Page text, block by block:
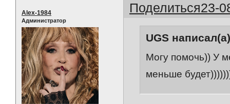
Поделиться23-
Alex-1984
Администратор
UGS
Могу помочь)) У
меньше